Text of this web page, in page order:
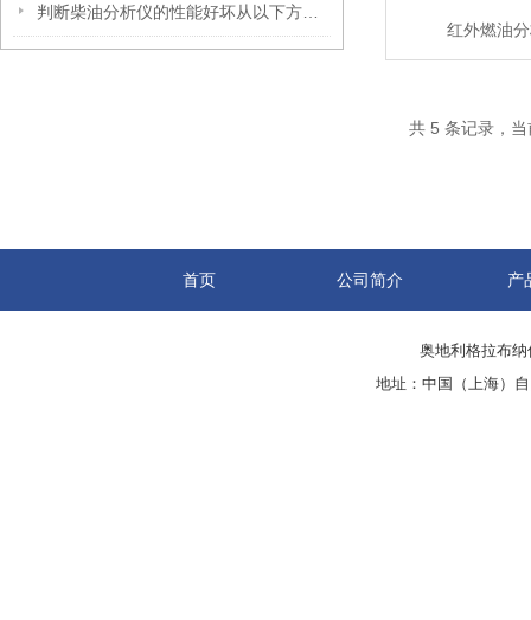
红外燃油
共 5 条记录，
首页 公司简介 产
奥地利格拉布
地址：中国（上海）